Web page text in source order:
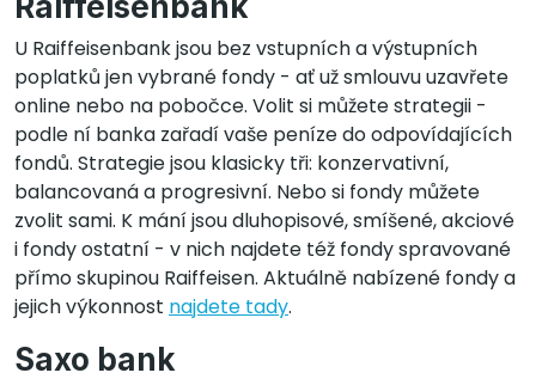
U Raiffeisenbank jsou bez vstupních a výstupních
poplatků jen vybrané fondy - ať už smlouvu uzavřete
online nebo na pobočce. Volit si můžete strategii -
podle ní banka zařadí vaše peníze do odpovídajících
fondů. Strategie jsou klasicky tři: konzervativní,
balancovaná a progresivní. Nebo si fondy můžete
zvolit sami. K mání jsou dluhopisové, smíšené, akciové
i fondy ostatní - v nich najdete též fondy spravované
přímo skupinou Raiffeisen. Aktuálně nabízené fondy a
jejich výkonnost najdete tady.
Saxo bank